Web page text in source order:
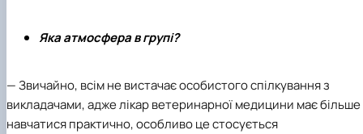
Яка атмосфера в групі?
— Звичайно, всім не вистачає особистого спілкування з
викладачами, адже лікар ветеринарної медицини має більше
навчатися практично, особливо це стосується